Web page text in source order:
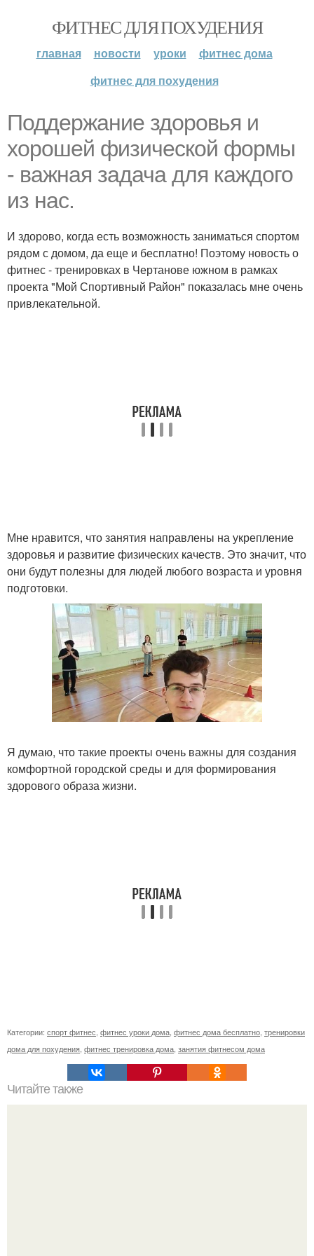
ФИТНЕС ДЛЯ ПОХУДЕНИЯ
главная новости уроки
фитнес дома
фитнес для похудения
Поддержание здоровья и
хорошей физической формы
- важная задача для каждого
из нас.
И здорово, когда есть возможность заниматься спортом
рядом с домом, да еще и бесплатно! Поэтому новость о
фитнес - тренировках в Чертанове южном в рамках
проекта "Мой Спортивный Район" показалась мне очень
привлекательной.
Мне нравится, что занятия направлены на укрепление
здоровья и развитие физических качеств. Это значит, что
они будут полезны для людей любого возраста и уровня
подготовки.
Я думаю, что такие проекты очень важны для создания
комфортной городской среды и для формирования
здорового образа жизни.
Категории: спорт фитнес фитнес уроки дома фитнес дома бесплатно тренировки
дома для похудения фитнес тренировка дома занятия фитнесом дома
Читайте также